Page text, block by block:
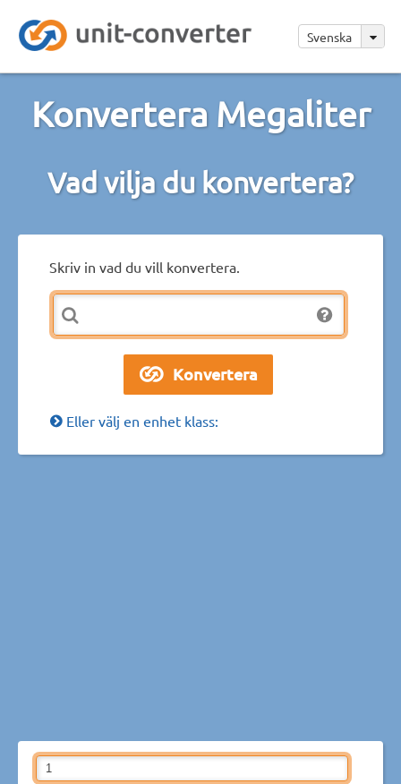
Svenska
Konvertera Megaliter
Vad vilja du konvertera?
Skriv in vad du vill konvertera.
Eller välj en enhet klass: